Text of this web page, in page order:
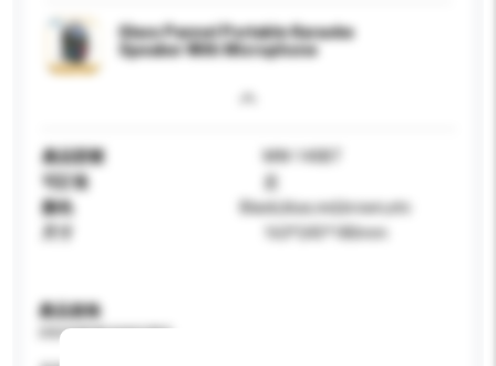
Glass Pannel Portable Karaoke
Speaker With Microphone
產品型號
MW-140BT
可訂造
是
顏色
Black,blue,red,brown,etc
163*245*180mm
產品規格
請提供您對產品的特定要求。